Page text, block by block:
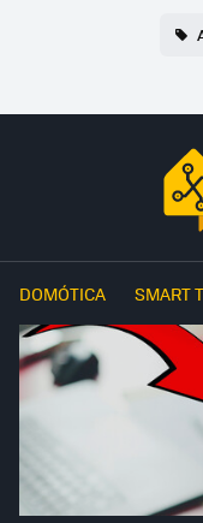
DOMÓTICA SMART